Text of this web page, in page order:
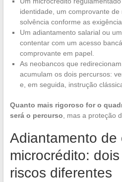
identidade, um comprovante
solvência conforme as
Um adiantamento salarial ou
contentar com um acesso
comprovante em papel.
As neobancos que
acumulam os dois percursos:
e, em seguida, instrução
Quanto mais rigoroso for o
será o percurso, mas a proteção
Adiantamento de
microcrédito:
riscos diferentes